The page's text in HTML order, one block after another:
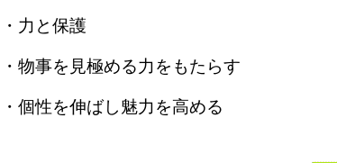
・力と保護
・物事を見極める力をもたらす
・個性を伸ばし魅力を高める